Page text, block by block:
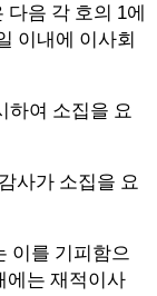
다음 각 호의 1에
이내에 이사회
하여 소집을 요
사가 소집을 요
이를 기피함으
에는 재적이사